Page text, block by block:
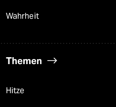
Wahrheit
Themen
Hitze